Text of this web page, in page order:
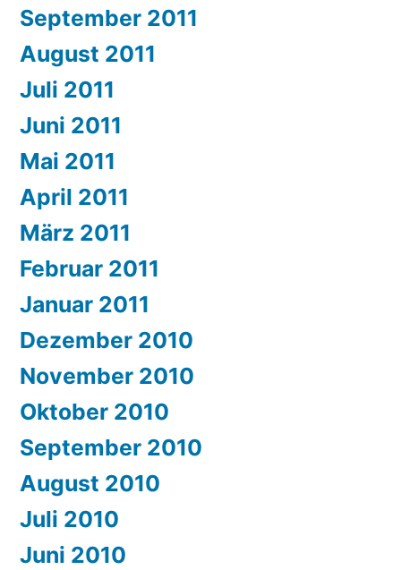
September 2011
August 2011
Juli 2011
Juni 2011
Mai 2011
April 2011
März 2011
Februar 2011
Januar 2011
Dezember 2010
November 2010
Oktober 2010
September 2010
August 2010
Juli 2010
Juni 2010